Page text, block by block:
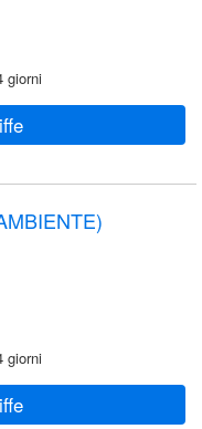
giorni
giorni